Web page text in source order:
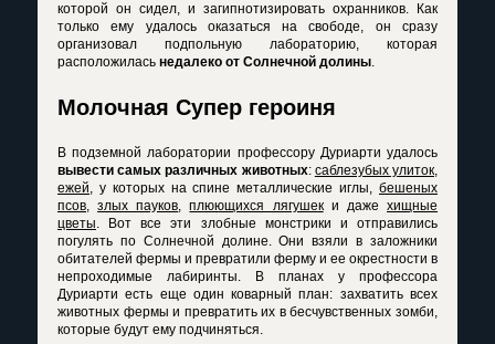
которой он сидел, и загипнотизировать охранников. Как
только ему удалось оказаться на свободе, он сразу
организовал подпольную лабораторию, которая
расположилась недалеко от Солнечной долины.
Молочная Супер героиня
В подземной лаборатории профессору Дуриарти удалось
вывести самых различных животных: саблезубых улиток,
ежей, у которых на спине металлические иглы, бешеных
псов,злых пауков,плюющихся лягушеки дажехищные
цветы. Вот все эти злобные монстрики и отправились
погулять по Солнечной долине. Они взяли в заложники
обитателей фермы и превратили ферму и ее окрестности в
непроходимые лабиринты. В планах у профессора
Дуриарти есть еще один коварный план: захватить всех
животных фермы и превратить их в бесчувственных зомби,
которые будут ему подчиняться.